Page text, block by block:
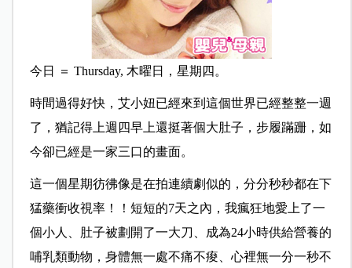
今日 ＝ Thursday, 木曜日，星期四。
時間過得好快，艾小妞已經來到這個世界已經整整一週
了，猶記得上週四早上還挺著個大肚子，步履蹣跚，如
今卻已經是一家三口的畫面。
這一個星期彷彿像是在拍連續劇似的，分分秒秒都在下
猛藥衝收視率！！短短的7天之內，我瘋狂地愛上了一
個小人、肚子被劃開了一大刀、成為24小時供給營養的
哺乳類動物，身體無一處不痛不痠、心裡無一分一秒不